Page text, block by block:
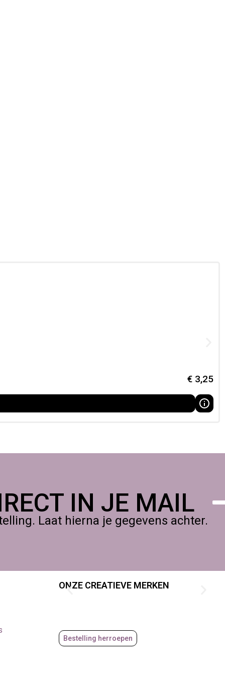
€ 3,25
IN JE MAIL
Laat hierna je gegevens achter.
ONZE CREATIEVE MERKEN
Bestelling herroepen